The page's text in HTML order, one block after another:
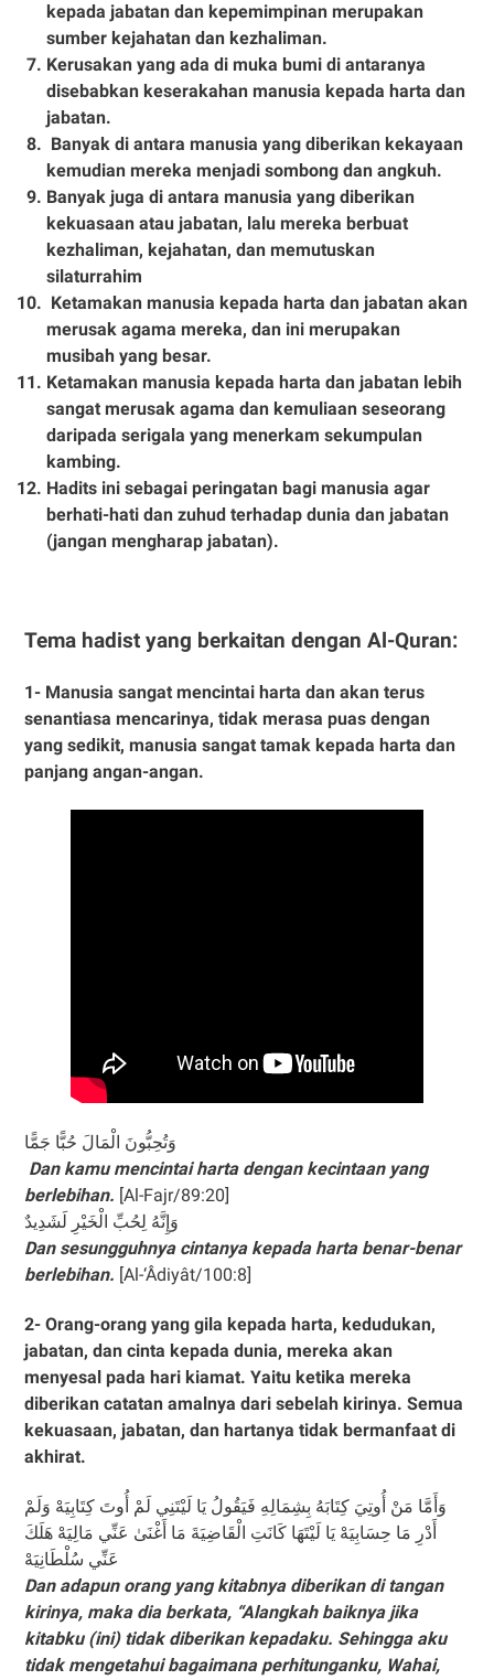
kepada jabatan dan kepemimpinan merupakan
sumber kejahatan dan kezhaliman.
Kerusakan yang ada di muka bumi di antaranya
disebabkan keserakahan manusia kepada harta dan
jabatan.
Banyak di antara manusia yang diberikan kekayaan
kemudian mereka menjadi sombong dan angkuh.
Banyak juga di antara manusia yang diberikan
kekuasaan atau jabatan, lalu mereka berbuat
kezhaliman, kejahatan, dan memutuskan
silaturrahim
Ketamakan manusia kepada harta dan jabatan akan
merusak agama mereka, dan ini merupakan
musibah yang besar.
Ketamakan manusia kepada harta dan jabatan lebih
sangat merusak agama dan kemuliaan seseorang
daripada serigala yang menerkam sekumpulan
kambing.
Hadits ini sebagai peringatan bagi manusia agar
berhati-hati dan zuhud terhadap dunia dan jabatan
(jangan mengharap jabatan).
Tema hadist yang berkaitan dengan Al-Quran:
1- Manusia sangat mencintai harta dan akan terus
senantiasa mencarinya, tidak merasa puas dengan
yang sedikit, manusia sangat tamak kepada harta dan
panjang angan-angan.
وَتُحِبُّونَ الْمَالَ حُبًّا جَمًّا
Dan kamu mencintai harta dengan kecintaan yang
berlebihan. [Al-Fajr/89:20]
وَإِنَّهُ لِحُبِّ الْخَيْرِ لَشَدِيدٌ
Dan sesungguhnya cintanya kepada harta benar-benar
berlebihan. [Al-‘Âdiyât/100:8]
2- Orang-orang yang gila kepada harta, kedudukan,
jabatan, dan cinta kepada dunia, mereka akan
menyesal pada hari kiamat. Yaitu ketika mereka
diberikan catatan amalnya dari sebelah kirinya. Semua
kekuasaan, jabatan, dan hartanya tidak bermanfaat di
akhirat.
وَأَمَّا مَنْ أُوتِيَ كِتَابَهُ بِشِمَالِهِ فَيَقُولُ يَا لَيْتَنِي لَمْ أُوتَ كِتَابِيَهْ وَلَمْ
أَدْرِ مَا حِسَابِيَهْ يَا لَيْتَهَا كَانَتِ الْقَاضِيَةَ مَا أَغْنَىٰ عَنِّي مَالِيَهْ هَلَكَ
عَنِّي سُلْطَانِيَهْ
Dan adapun orang yang kitabnya diberikan di tangan
kirinya, maka dia berkata, “Alangkah baiknya jika
kitabku (ini) tidak diberikan kepadaku. Sehingga aku
tidak mengetahui bagaimana perhitunganku, Wahai,